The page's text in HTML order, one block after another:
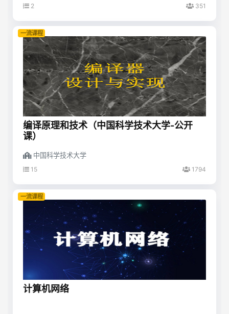
2 351
一流课程
编译原理和技术（中国科学技术大学-公开
课）
中国科学技术大学
15 1794
一流课程
计算机网络